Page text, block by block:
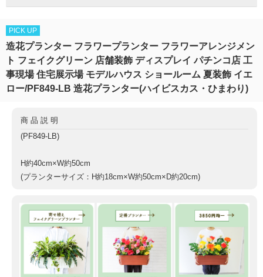
PICK UP
造花プランター フラワープランター フラワーアレンジメン
ト フェイクグリーン 店舗装飾 ディスプレイ パチンコ店 工
事現場 住宅展示場 モデルハウス ショールーム 夏装飾 イエ
ロー/PF849-LB 造花プランター(ハイビスカス・ひまわり)
商品説明
(PF849-LB)
H約40cm×W約50cm
(プランターサイズ：H約18cm×W約50cm×D約20cm)